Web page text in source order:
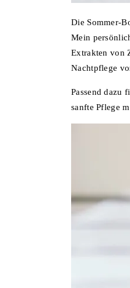
Die Sommer-
Mein
Extrakten von
Nachtpflege
Passend dazu
sanfte Pflege